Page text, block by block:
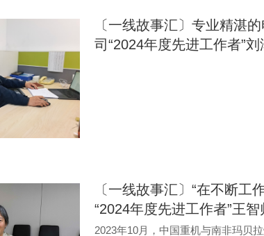
〔一线故事汇〕专业精湛
司“2024年度先进工作者”刘
〔一线故事汇〕“在不断
“2024年度先进工作者”王智
2023年10月，中国重机与南非玛贝